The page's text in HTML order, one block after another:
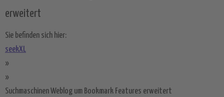
erweitert
Sie befinden sich hier:
seekXL
»
»
Suchmaschinen Weblog um Bookmark Features erweitert